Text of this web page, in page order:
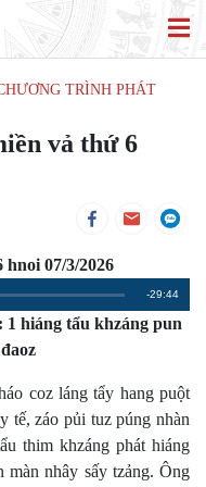
TRÌNH PHÁT
vả thứ 6
07/3/2026
Remaining
Time
-29:44
hiáng tẩu khzáng pun
coz láng tẩy hang puột
tế, záo pủi tuz púng nhàn
thim khzáng phát hiáng
nhây sấy tzảng. Ông